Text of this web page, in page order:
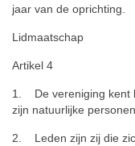
jaar van de oprichting.
Lidmaatschap
Artikel 4
1. De vereniging kent
zijn natuurlijke personen.
2. Leden zijn zij die